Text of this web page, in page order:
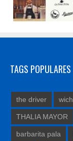
TAGS POPULARES
the driver wich
THALIA MAYOR
barbarita pala